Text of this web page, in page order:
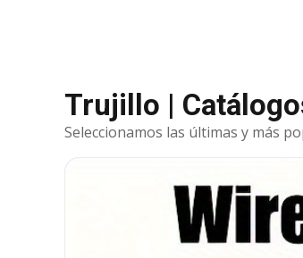
Trujillo |
Seleccionamos las últimas y más